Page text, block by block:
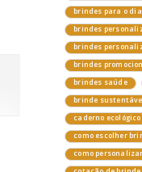
brindes para o
brindes
brindes
brindes
brindes saúde
brinde
caderno
como escolher
como